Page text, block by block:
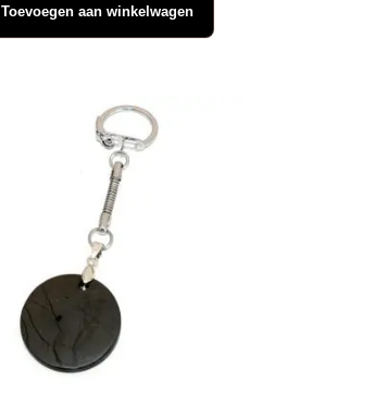
Toevoegen aan winkelwagen